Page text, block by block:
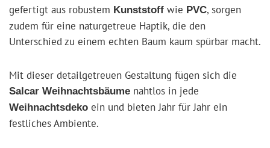
gefertigt aus robustem Kunststoff wie PVC, sorgen
zudem für eine naturgetreue Haptik, die den
Unterschied zu einem echten Baum kaum spürbar macht.
Mit dieser detailgetreuen Gestaltung fügen sich die
Salcar Weihnachtsbäume nahtlos in jede
Weihnachtsdeko ein und bieten Jahr für Jahr ein
festliches Ambiente.